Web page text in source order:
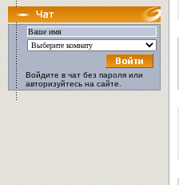
Войдите в чат без пароля или
авторизуйтесь на сайте.